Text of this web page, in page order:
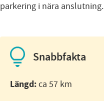
parkering i nära anslutning.
Snabbfakta
Längd:ca 57 km